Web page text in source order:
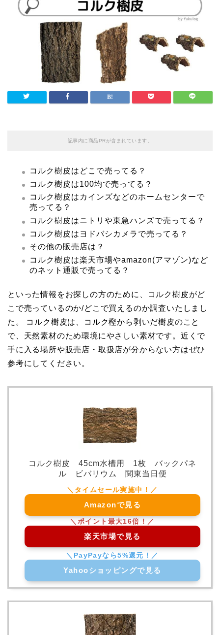
記事内に商品PRが含まれています。
コルク樹皮はどこで売ってる？
コルク樹皮は100均で売ってる？
コルク樹皮はカインズなどのホームセンターで
売ってる？
コルク樹皮はニトリや東急ハンズで売ってる？
コルク樹皮はヨドバシカメラで売ってる？
その他の販売店は？
コルク樹皮は楽天市場やamazon(アマゾン)など
のネット通販で売ってる？
といった情報をお探しの方のために、コルク樹皮がど
こで売っているのか/どこで買えるのか調査いたしまし
た。 コルク樹皮は、コルク樫から剥いだ樹皮のこと
で、天然素材のため環境にやさしい素材です。近くで
手に入る場所や販売店・取扱店が分からない方はぜひ
参考にしてください。
コルク樹皮 45cm水槽用 1枚 バックパネ
ル ビバリウム 関東当日便
Amazonで見る
楽天市場で見る
Yahooショッピングで見る